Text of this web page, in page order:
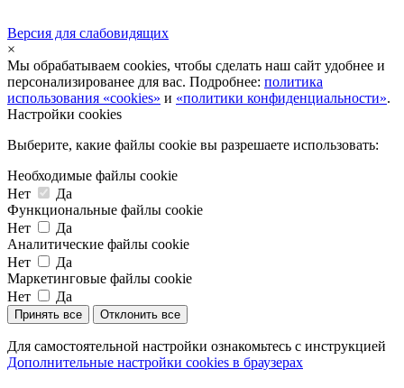
Версия для слабовидящих
×
Мы обрабатываем cookies, чтобы сделать наш сайт удобнее и
персонализированее для вас. Подробнее: политика
использования «cookies» и «политики конфиденциальности».
Настройки cookies
Выберите, какие файлы cookie вы разрешаете использовать:
Необходимые файлы cookie
Нет
Да
Функциональные файлы cookie
Нет
Да
Аналитические файлы cookie
Нет
Да
Маркетинговые файлы cookie
Нет
Да
Принять все Отклонить все
Для самостоятельной настройки ознакомьтесь с инструкцией
Дополнительные настройки cookies в браузерах